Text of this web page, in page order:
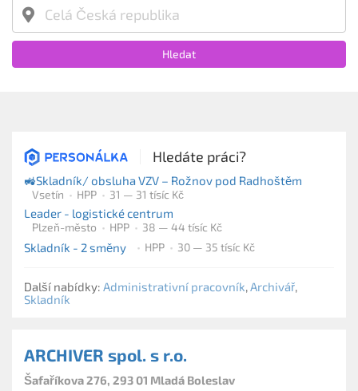
Hledat
Hledáte práci?
🚜Skladník/ obsluha VZV – Rožnov pod Radhoštěm
Vsetín HPP 31 — 31 tísíc Kč
Leader - logistické centrum
Plzeň-město HPP 38 — 44 tísíc Kč
Skladník - 2 směny HPP 30 — 35 tísíc Kč
Další nabídky: Administrativní pracovník,Archivář,
Skladník
ARCHIVER spol. s r.o.
Šafaříkova 276, 293 01 Mladá Boleslav